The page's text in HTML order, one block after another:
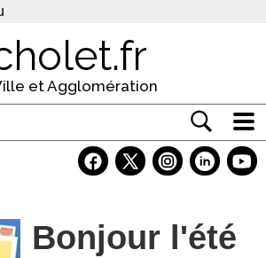
et Agglomération
Bonjour l'été